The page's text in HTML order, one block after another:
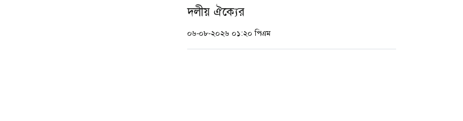
দলীয় ঐক্যের
০৬-০৮-২০২৬ ০১:২০ পিএম